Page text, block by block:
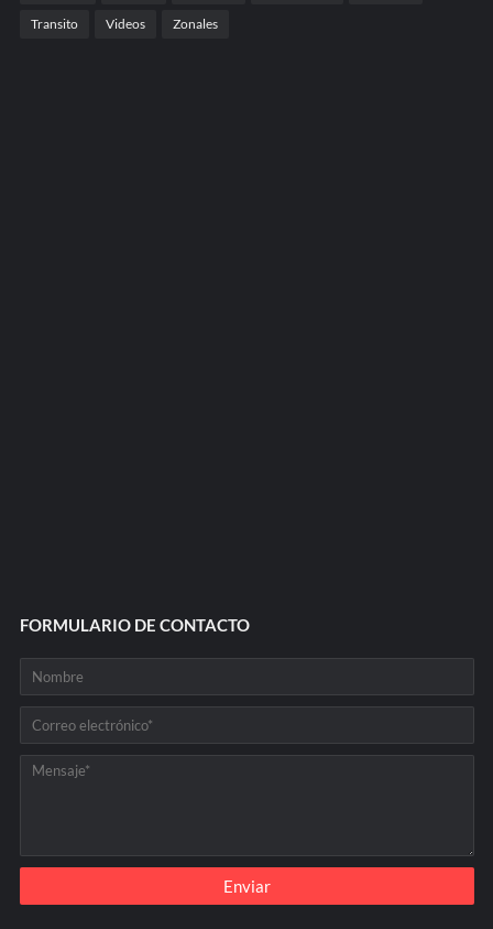
Transito Videos Zonales
FORMULARIO DE CONTACTO